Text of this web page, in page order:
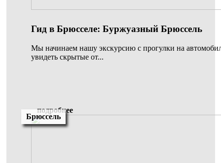
Гид в Брюсселе: Буржуазный Брюссель
Мы начинаем нашу экскурсию с прогулки на
увидеть скрытые от...
подробнее
Брюссель